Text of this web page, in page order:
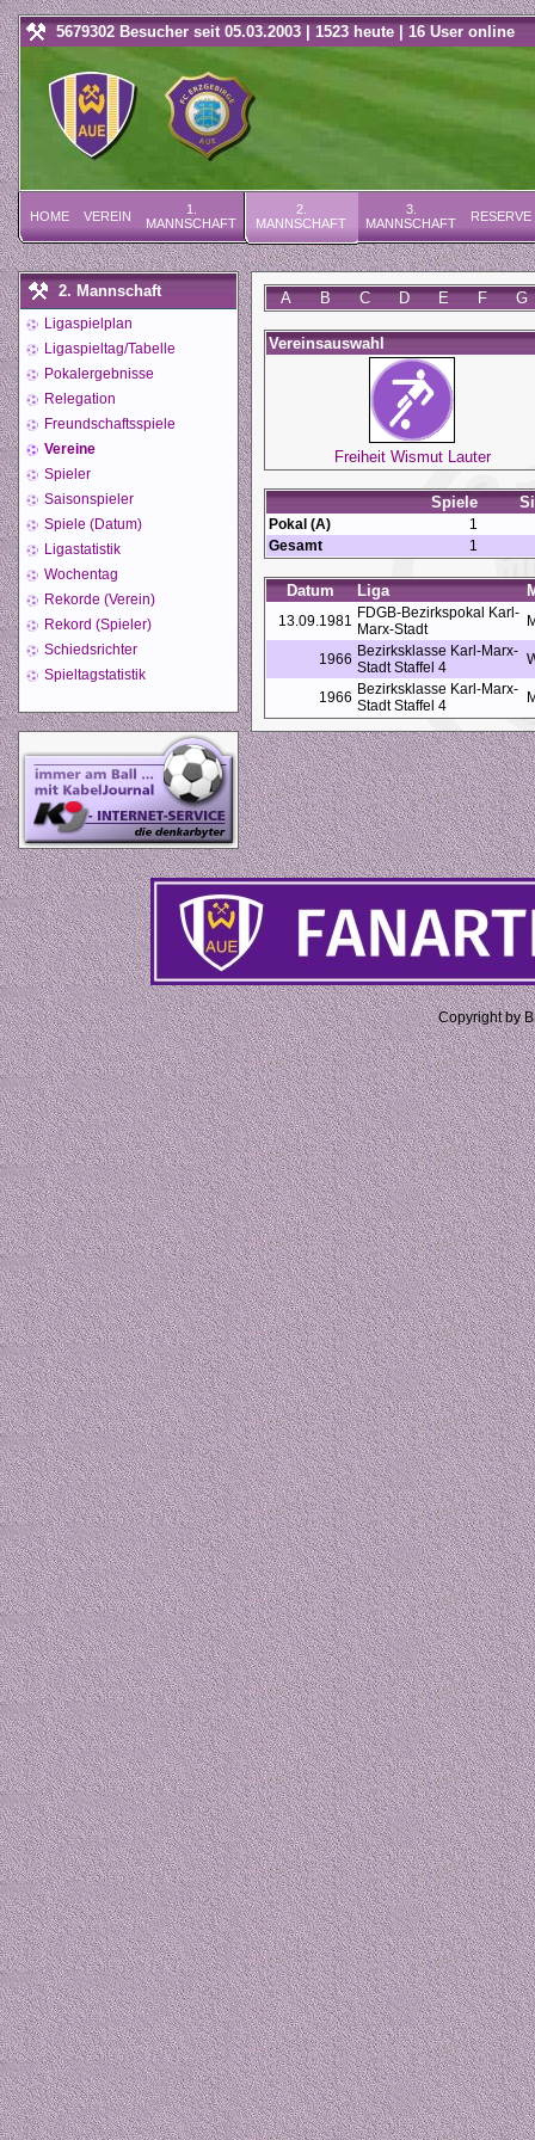
5679302 Besucher seit 05.03.2003 | 1523 heute | 16 User online
HOME VEREIN
1.
MANNSCHAFT
2.
MANNSCHAFT
3.
MANNSCHAFT
RESERVE
2. Mannschaft
Ligaspielplan
Ligaspieltag/Tabelle
Pokalergebnisse
Relegation
Freundschaftsspiele
Vereine
Spieler
Saisonspieler
Spiele (Datum)
Ligastatistik
Wochentag
Rekorde (Verein)
Rekord (Spieler)
Schiedsrichter
Spieltagstatistik
A B C D E F G
Vereinsauswahl
Freiheit Wismut Lauter
Spiele
Pokal (A)
1
Gesamt
1
Datum Liga
13.09.1981 FDGB-Bezirkspokal Karl-
Marx-Stadt
1966 Bezirksklasse Karl-Marx-
Stadt Staffel 4
1966 Bezirksklasse Karl-Marx-
Stadt Staffel 4
Copyright by